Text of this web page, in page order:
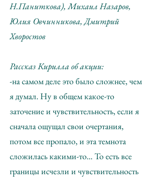
Н.Паниткова), Михаил Назаров,
Юлия Овчинникова, Дмитрий
Хворостов
Рассказ Кирилла об акции:
-на самом деле это было сложнее, чем
я думал. Ну в общем какое-то
заточение и чувствительность, если я
сначала ощущал свои очертания,
потом все пропало, и эта темнота
сложилась какими-то... То есть все
границы исчезли и чувствительность